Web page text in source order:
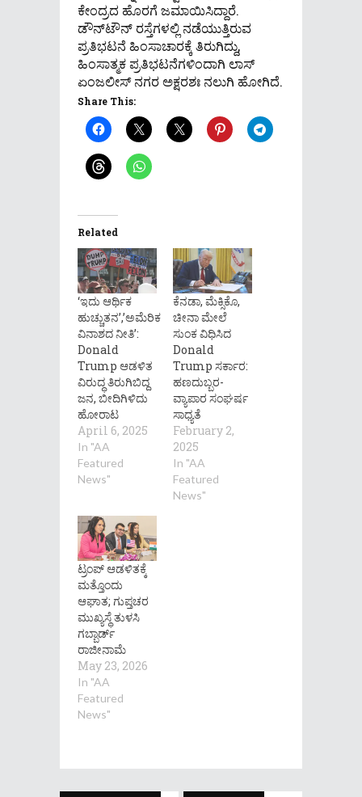
ಕೇಂದ್ರದ ಹೊರಗೆ ಜಮಾಯಿಸಿದ್ದಾರೆ.
ಡೌನ್‌ಟೌನ್‌ ರಸ್ತೆಗಳಲ್ಲಿ ನಡೆಯುತ್ತಿರುವ
ಪ್ರತಿಭಟನೆ ಹಿಂಸಾಚಾರಕ್ಕೆ ತಿರುಗಿದ್ದು,
ಹಿಂಸಾತ್ಮಕ ಪ್ರತಿಭಟನೆಗಳಿಂದಾಗಿ ಲಾಸ್‌
ಏಂಜಲೀಸ್‌ ನಗರ ಅಕ್ಷರಶಃ ನಲುಗಿ ಹೋಗಿದೆ.
Share This:
Related
‘ಇದು ಆರ್ಥಿಕ
ಹುಚ್ಚುತನ’,’ಅಮೆರಿಕ
ವಿನಾಶದ ನೀತಿ’:
Donald
Trump ಆಡಳಿತ
ವಿರುದ್ಧ ತಿರುಗಿಬಿದ್ದ
ಜನ, ಬೀದಿಗಿಳಿದು
ಹೋರಾಟ
April 6, 2025
In "AA
Featured
News"
ಕೆನಡಾ, ಮೆಕ್ಸಿಕೊ,
ಚೀನಾ ಮೇಲೆ
ಸುಂಕ ವಿಧಿಸಿದ
Donald
Trump ಸರ್ಕಾರ:
ಹಣದುಬ್ಬರ-
ವ್ಯಾಪಾರ ಸಂಘರ್ಷ
ಸಾಧ್ಯತೆ
February 2,
2025
In "AA
Featured
News"
ಟ್ರಂಪ್ ಆಡಳಿತಕ್ಕೆ
ಮತ್ತೊಂದು
ಆಘಾತ; ಗುಪ್ತಚರ
ಮುಖ್ಯಸ್ಥೆ ತುಳಸಿ
ಗಬ್ಬಾರ್ಡ್
ರಾಜೀನಾಮೆ
May 23, 2026
In "AA
Featured
News"